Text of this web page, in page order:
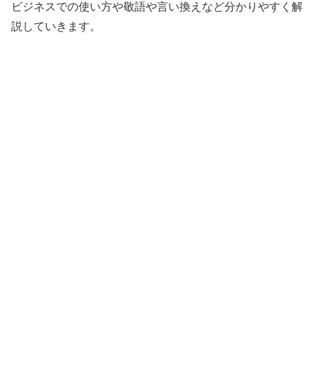
ビジネスでの使い方や敬語や言い換えなど分かりやすく解
説していきます。